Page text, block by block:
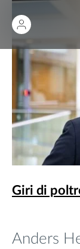
Giri di
Anders